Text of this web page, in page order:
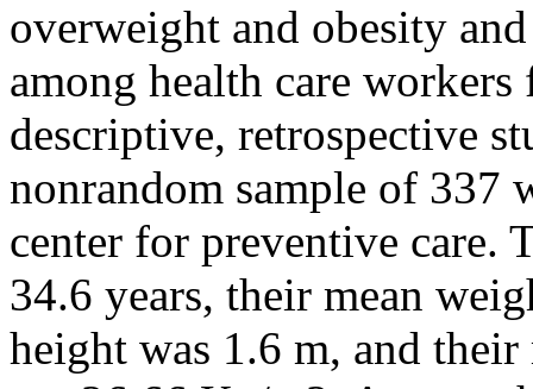
overweight and obesity
among health care workers
descriptive, retrospective
nonrandom sample of 337
center for preventive care.
34.6 years, their mean
height was 1.6 m, and